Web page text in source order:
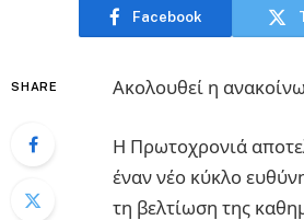
Facebook
SHARE Ακολουθεί η
Η Πρωτοχρονιά
έναν νέο κύκλο
τη βελτίωση της